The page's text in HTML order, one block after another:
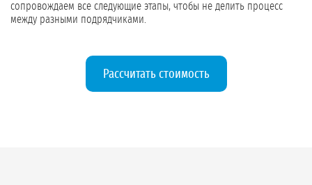
сопровождаем все следующие этапы, чтобы не делить процесс
между разными подрядчиками.
Рассчитать стоимость